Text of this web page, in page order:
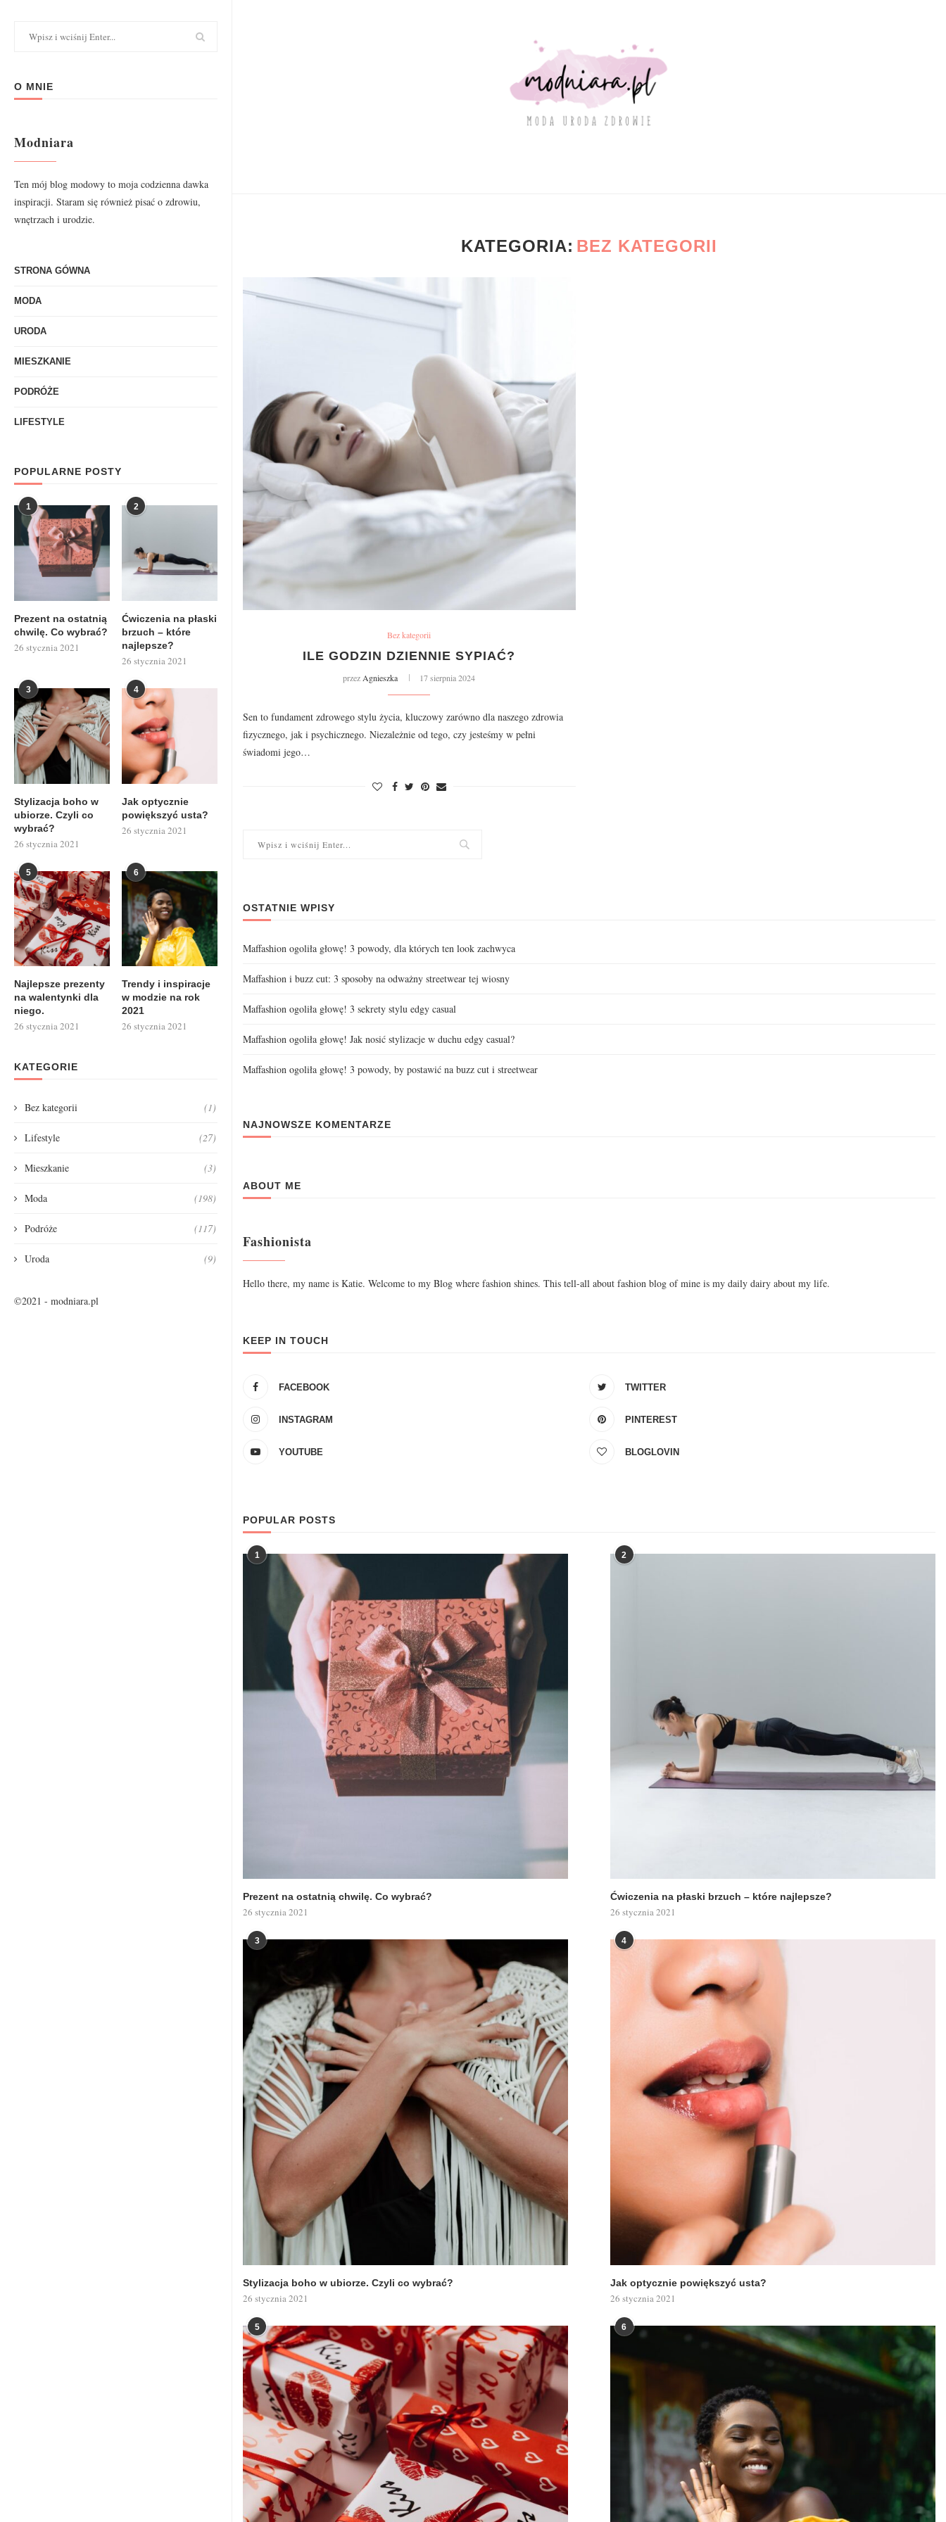
O MNIE
Modniara
Ten mój blog modowy to moja codzienna dawka
inspiracji. Staram się również pisać o zdrowiu,
wnętrzach i urodzie.
STRONA GÓWNA
MODA
URODA
MIESZKANIE
PODRÓŻE
LIFESTYLE
POPULARNE POSTY
1
Prezent na ostatnią
chwilę. Co wybrać?
26 stycznia 2021
2
Ćwiczenia na płaski
brzuch – które
najlepsze?
26 stycznia 2021
3
Stylizacja boho w
ubiorze. Czyli co
wybrać?
26 stycznia 2021
4
Jak optycznie
powiększyć usta?
26 stycznia 2021
5
Najlepsze prezenty
na walentynki dla
niego.
26 stycznia 2021
6
Trendy i inspiracje
w modzie na rok
2021
26 stycznia 2021
KATEGORIE
Bez kategorii (1)
Lifestyle (27)
Mieszkanie (3)
Moda (198)
Podróże (117)
Uroda (9)
©2021 - modniara.pl
KATEGORIA: BEZ KATEGORII
Bez kategorii
ILE GODZIN DZIENNIE SYPIAĆ?
przez Agnieszka 17 sierpnia 2024
Sen to fundament zdrowego stylu życia, kluczowy zarówno dla naszego zdrowia
fizycznego, jak i psychicznego. Niezależnie od tego, czy jesteśmy w pełni
świadomi jego…
OSTATNIE WPISY
Maffashion ogoliła głowę! 3 powody, dla których ten look zachwyca
Maffashion i buzz cut: 3 sposoby na odważny streetwear tej wiosny
Maffashion ogoliła głowę! 3 sekrety stylu edgy casual
Maffashion ogoliła głowę! Jak nosić stylizacje w duchu edgy casual?
Maffashion ogoliła głowę! 3 powody, by postawić na buzz cut i streetwear
NAJNOWSZE KOMENTARZE
ABOUT ME
Fashionista
Hello there, my name is Katie. Welcome to my Blog where fashion shines. This tell-all about fashion blog of mine is my daily dairy about my life.
KEEP IN TOUCH
FACEBOOK TWITTER
INSTAGRAM PINTEREST
YOUTUBE BLOGLOVIN
POPULAR POSTS
1
Prezent na ostatnią chwilę. Co wybrać?
26 stycznia 2021
2
Ćwiczenia na płaski brzuch – które najlepsze?
26 stycznia 2021
3
Stylizacja boho w ubiorze. Czyli co wybrać?
26 stycznia 2021
4
Jak optycznie powiększyć usta?
26 stycznia 2021
5 6